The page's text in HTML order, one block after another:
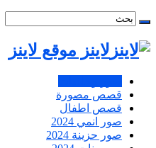
لاينز موقع لاينز
قصص مصورة
قصص اطفال
صور انمي 2024
صور حزينة 2024